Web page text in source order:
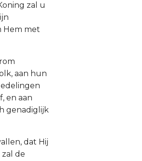
zal u
Hem met
aan hun
en aan
genadiglijk
dat Hij
de